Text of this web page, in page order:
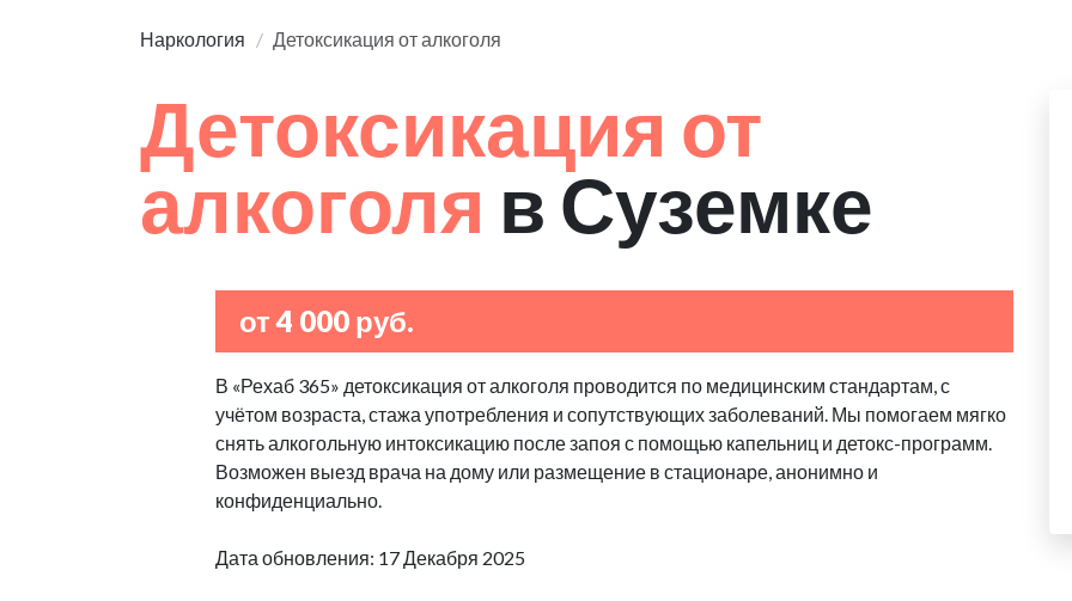
Наркология Детоксикация от алкоголя
Детоксикация от
алкоголя в Суземке
от 4 000 руб.
В «Рехаб 365» детоксикация от алкоголя проводится по медицинским стандартам, с
учётом возраста, стажа употребления и сопутствующих заболеваний. Мы помогаем мягко
снять алкогольную интоксикацию после запоя с помощью капельниц и детокс-программ.
Возможен выезд врача на дому или размещение в стационаре, анонимно и
конфиденциально.
Дата обновления: 17 Декабря 2025